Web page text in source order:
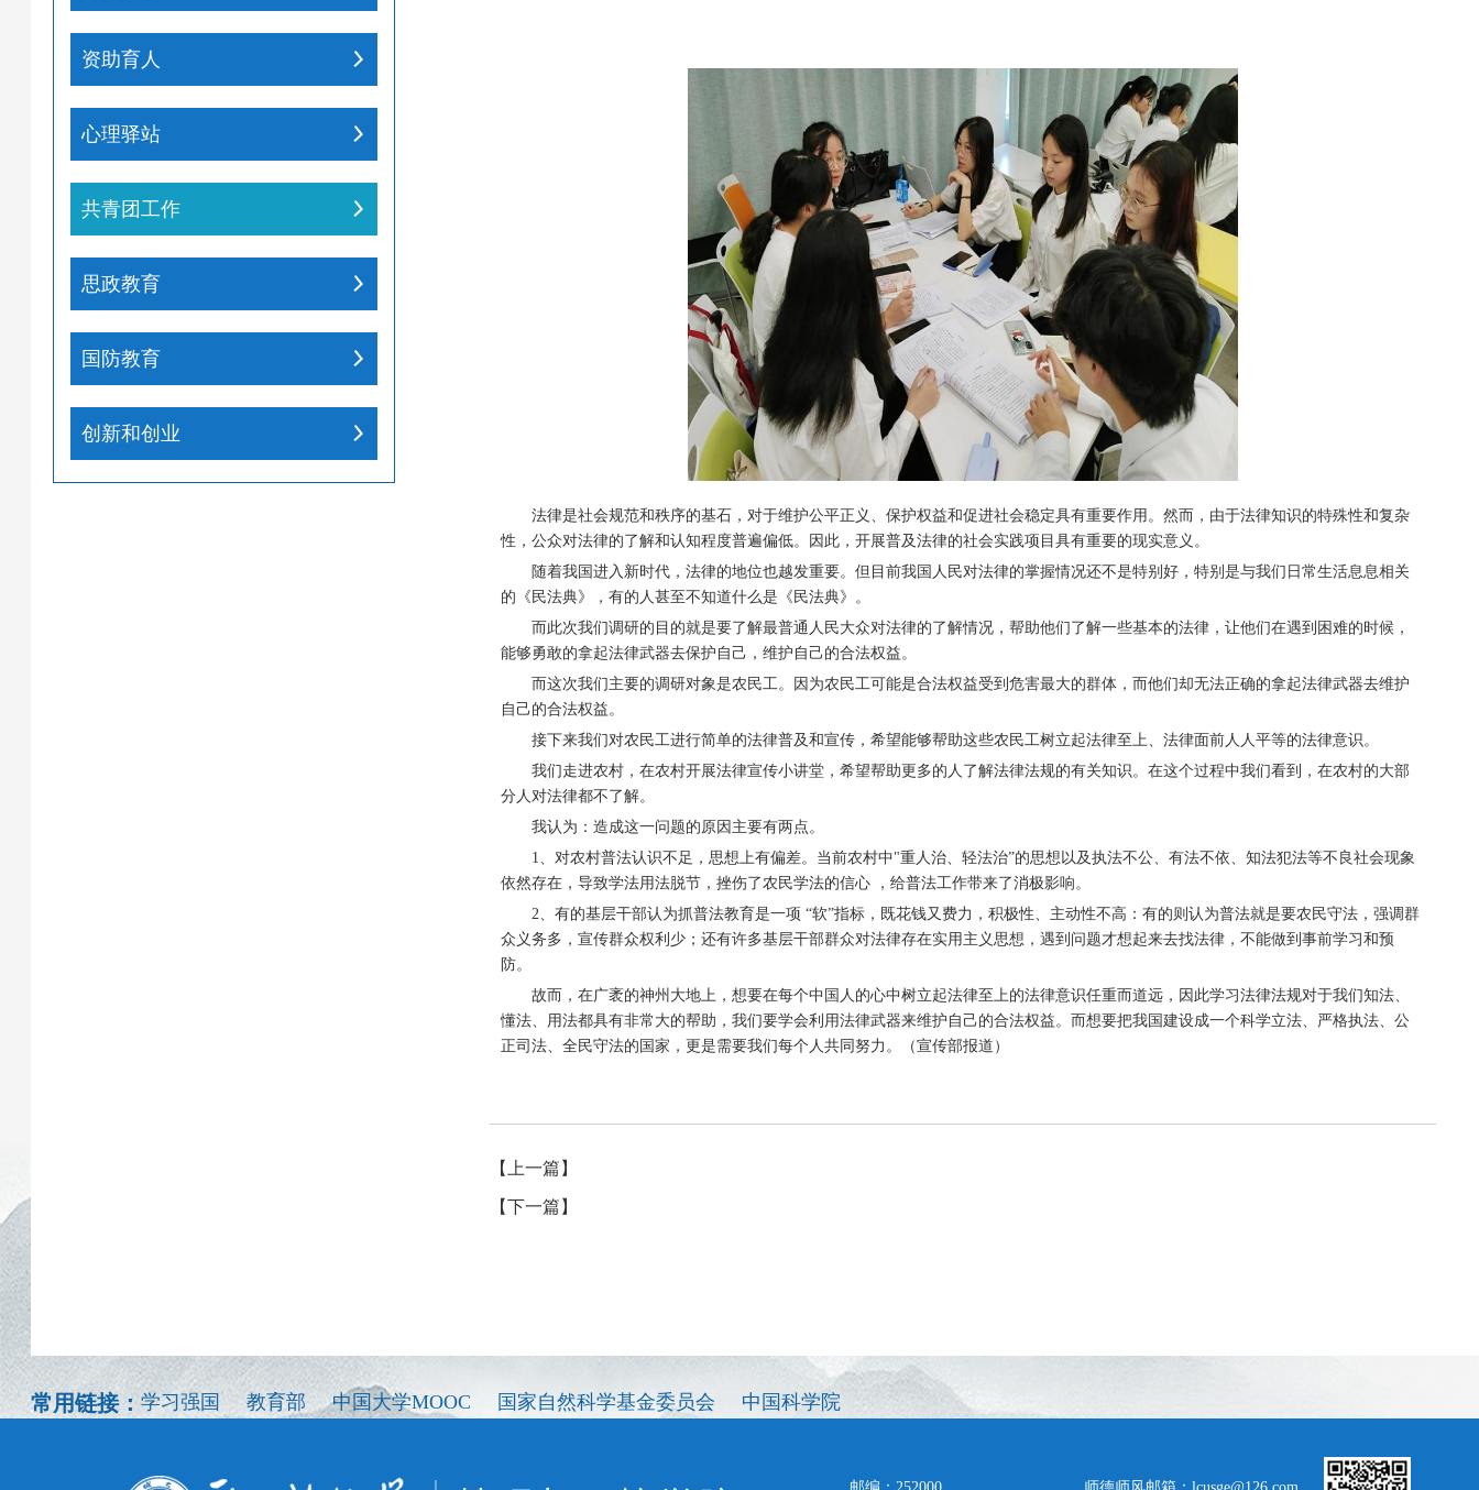
资助育人
心理驿站
共青团工作
思政教育
国防教育
创新和创业
法律是社会规范和秩序的基石，对于维护公平正义、保护权益和促进社会稳定具有重要作用。然而，由于法律知识的特殊性和复杂
性，公众对法律的了解和认知程度普遍偏低。因此，开展普及法律的社会实践项目具有重要的现实意义。
随着我国进入新时代，法律的地位也越发重要。但目前我国人民对法律的掌握情况还不是特别好，特别是与我们日常生活息息相关
的《民法典》，有的人甚至不知道什么是《民法典》。
而此次我们调研的目的就是要了解最普通人民大众对法律的了解情况，帮助他们了解一些基本的法律，让他们在遇到困难的时候，
能够勇敢的拿起法律武器去保护自己，维护自己的合法权益。
而这次我们主要的调研对象是农民工。因为农民工可能是合法权益受到危害最大的群体，而他们却无法正确的拿起法律武器去维护
自己的合法权益。
接下来我们对农民工进行简单的法律普及和宣传，希望能够帮助这些农民工树立起法律至上、法律面前人人平等的法律意识。
我们走进农村，在农村开展法律宣传小讲堂，希望帮助更多的人了解法律法规的有关知识。在这个过程中我们看到，在农村的大部
分人对法律都不了解。
我认为：造成这一问题的原因主要有两点。
1、对农村普法认识不足，思想上有偏差。当前农村中"重人治、轻法治”的思想以及执法不公、有法不依、知法犯法等不良社会现象
依然存在，导致学法用法脱节，挫伤了农民学法的信心 ，给普法工作带来了消极影响。
2、有的基层干部认为抓普法教育是一项 “软”指标，既花钱又费力，积极性、主动性不高：有的则认为普法就是要农民守法，强调群
众义务多，宣传群众权利少；还有许多基层干部群众对法律存在实用主义思想，遇到问题才想起来去找法律，不能做到事前学习和预
防。
故而，在广袤的神州大地上，想要在每个中国人的心中树立起法律至上的法律意识任重而道远，因此学习法律法规对于我们知法、
懂法、用法都具有非常大的帮助，我们要学会利用法律武器来维护自己的合法权益。而想要把我国建设成一个科学立法、严格执法、公
正司法、全民守法的国家，更是需要我们每个人共同努力。（宣传部报道）
【上一篇】
【下一篇】
常用链接： 学习强国 教育部 中国大学MOOC 国家自然科学基金委员会 中国科学院